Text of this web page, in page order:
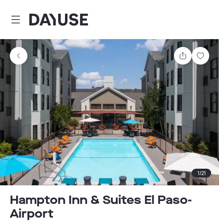
Dayuse
Teilen
1/21
Hampton Inn & Suites El Paso-
Airport